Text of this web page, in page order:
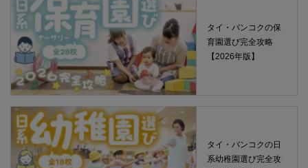
タイ・バンコクの保
育園選び完全攻略
【2026年版】
タイ・バンコクの日
系幼稚園選び完全攻